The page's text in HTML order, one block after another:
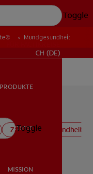
Toggle
MUNDGESUNDHEIT
CH (DE)
PRODUKTE
MISSION
Toggle
Mundgesundheit
Zahnfleischgesundheit